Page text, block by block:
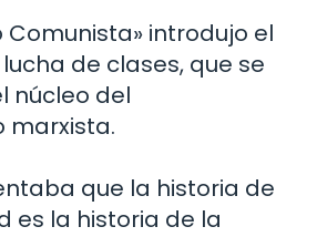
Comunista» introdujo el
de clases, que se
núcleo del
marxista.
que la historia de
es la historia de la